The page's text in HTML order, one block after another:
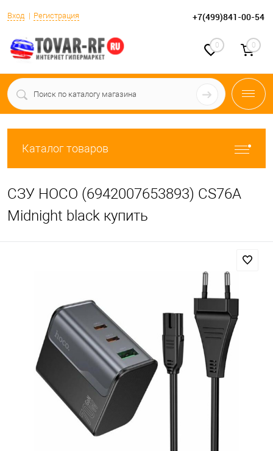
Вход Регистрация +7(499)841-00-54
0 0
Каталог товаров
СЗУ HOCO (6942007653893) CS76A
Midnight black купить